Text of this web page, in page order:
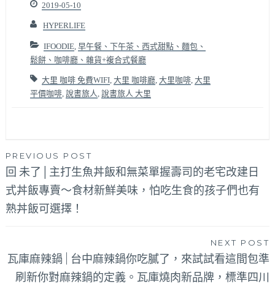
2019-05-10
HYPERLIFE
IFOODIE, 早午餐、下午茶、西式甜點、麵包、
鬆餅、咖啡廳、雜貨+複合式餐廳
大里 咖啡 免費WIFI, 大里 咖啡廳, 大里咖啡, 大里
平價咖啡, 說書旅人 說書旅人 大里
文
章
導
PREVIOUS POST
回 未了│主打生魚丼飯和無菜單握壽司的老宅改建日
式丼飯專賣～食材新鮮美味，怕吃生食的孩子們也有
熟丼飯可選擇！
NEXT POST
瓦庫麻辣鍋 | 台中麻辣鍋你吃膩了，來試試看這間包準
刷新你對麻辣鍋的定義。瓦庫燒肉新品牌，標準四川